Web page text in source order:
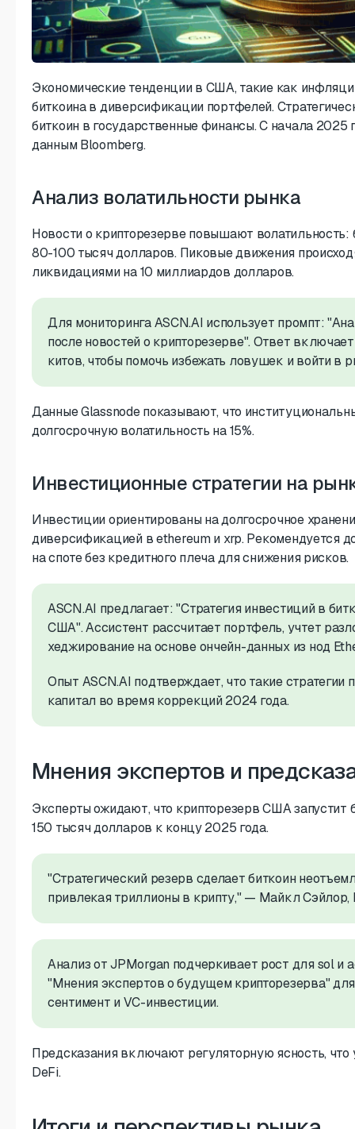
Экономические тенденции в США, такие как
биткоина в диверсификации портфелей.
биткоин в государственные финансы. С начала 2025
данным Bloomberg.
Анализ волатильности рынка
Новости о крипторезерве повышают волатильность:
80-100 тысяч долларов. Пиковые движения
ликвидациями на 10 миллиардов долларов.
Для мониторинга ASCN.AI использует промпт:
после новостей о крипторезерве". Ответ
китов, чтобы помочь избежать ловушек и войти в
Данные Glassnode показывают, что
долгосрочную волатильность на 15%.
Инвестиционные стратегии на
Инвестиции ориентированы на долгосрочное
диверсификацией в ethereum и xrp. Рекомендуется
на споте без кредитного плеча для снижения рисков.
ASCN.AI предлагает: "Стратегия инвестиций в
США". Ассистент рассчитает портфель, учтет
хеджирование на основе ончейн-данных из нод
Опыт ASCN.AI подтверждает, что такие стратегии
капитал во время коррекций 2024 года.
Мнения экспертов и
Эксперты ожидают, что крипторезерв США запустит
150 тысяч долларов к концу 2025 года.
"Стратегический резерв сделает биткоин
привлекая триллионы в крипту," — Майкл Сэйлор,
Анализ от JPMorgan подчеркивает рост для sol и
"Мнения экспертов о будущем крипторезерва"
сентимент и VC-инвестиции.
Предсказания включают регуляторную ясность,
DeFi.